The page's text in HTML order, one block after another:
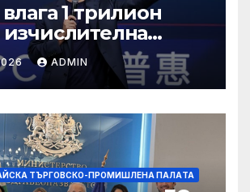
1 трилион
в AI екосистемата
ADMIN
ТЪРГОВСКО-ПРОМИШЛЕНА ПАЛAТА